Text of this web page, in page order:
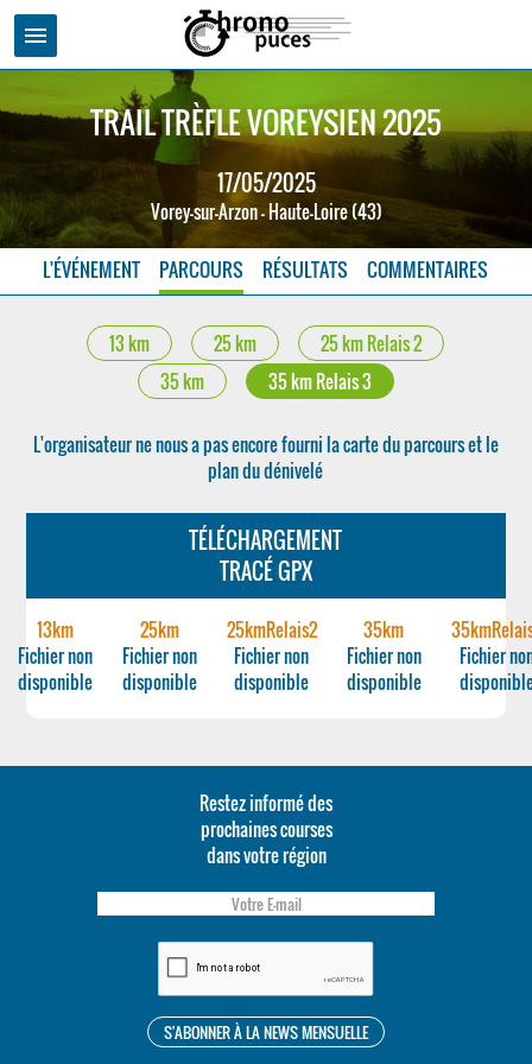
menu
TRAIL TRÈFLE VOREYSIEN 2025
17/05/2025
Vorey-sur-Arzon - Haute-Loire (43)
L'ÉVÉNEMENT PARCOURS RÉSULTATS COMMENTAIRES
13 km 25 km
25 km Relais 2
35 km
35 km Relais 3
L'organisateur ne nous a pas encore fourni la carte du parcours et le
plan du dénivelé
TÉLÉCHARGEMENT
TRACÉ GPX
13km
Fichier non
disponible
25km
Fichier non
disponible
25kmRelais2
Fichier non
disponible
35km
Fichier non
disponible
Fichier
Restez informé des
prochaines courses
dans votre région